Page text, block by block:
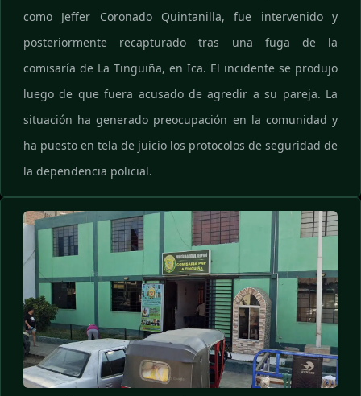
como Jeffer Coronado Quintanilla, fue intervenido y
posteriormente recapturado tras una fuga de la
comisaría de La Tinguiña, en Ica. El incidente se produjo
luego de que fuera acusado de agredir a su pareja. La
situación ha generado preocupación en la comunidad y
ha puesto en tela de juicio los protocolos de seguridad de
la dependencia policial.